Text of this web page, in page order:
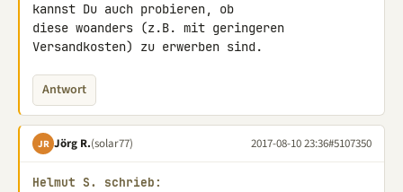
kannst Du auch probieren, ob
diese woanders (z.B. mit geringeren
Versandkosten) zu erwerben sind.
Antwort
JR Jörg R.(solar77) 2017-08-10 23:36#5107350
Helmut S. schrieb: